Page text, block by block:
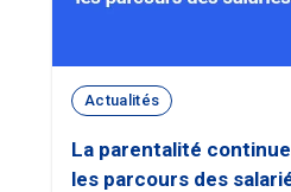
Actualités
La parentalité
les parcours des